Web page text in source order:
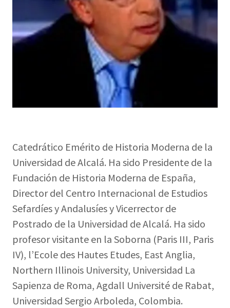
Catedrático Emérito de Historia Moderna de la
Universidad de Alcalá. Ha sido Presidente de la
Fundación de Historia Moderna de España,
Director del Centro Internacional de Estudios
Sefardíes y Andalusíes y Vicerrector de
Postrado de la Universidad de Alcalá. Ha sido
profesor visitante en la Soborna (Paris III, Paris
IV), l’Ecole des Hautes Etudes, East Anglia,
Northern Illinois University, Universidad La
Sapienza de Roma, Agdall Université de Rabat,
Universidad Sergio Arboleda, Colombia.